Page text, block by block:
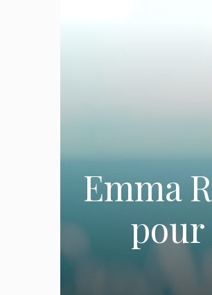
Emma
pour